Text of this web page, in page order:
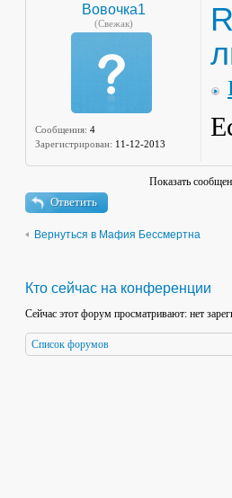
Вовочка1
(Свежак)
Сообщения: 4
Зарегистрирован: 11-12-2013
Показать
Ответить
Вернуться в Мафия Бессмертна
Кто сейчас на конференции
Сейчас этот форум просматривают: нет
Список форумов